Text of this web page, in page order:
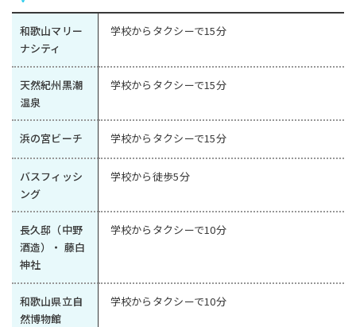
和歌山マリー
ナシティ
学校からタクシーで15分
天然紀州黒潮
温泉
学校からタクシーで15分
浜の宮ビーチ 学校からタクシーで15分
バスフィッシ
ング
学校から徒歩5分
長久邸（中野
酒造）・ 藤白
神社
学校からタクシーで10分
和歌山県立自
然博物館
学校からタクシーで10分